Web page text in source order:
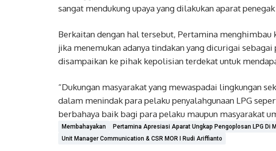
sangat mendukung upaya yang dilakukan aparat
Berkaitan dengan hal tersebut, Pertamina
jika menemukan adanya tindakan yang dicurigai
disampaikan ke pihak kepolisian terdekat untuk
“Dukungan masyarakat yang mewaspadai lingkungan
dalam menindak para pelaku penyalahgunaan LPG
berbahaya baik bagi para pelaku maupun masyarakat
Membahayakan
Pertamina Apresiasi Aparat Ungkap Pengoplosan LPG Di
Unit Manager Communication & CSR MOR I Rudi Ariffianto